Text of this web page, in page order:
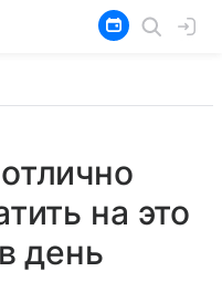
на это
день